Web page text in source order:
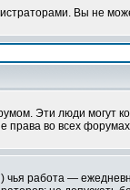
Вы не
Эти люди могут
права во всех
работа —